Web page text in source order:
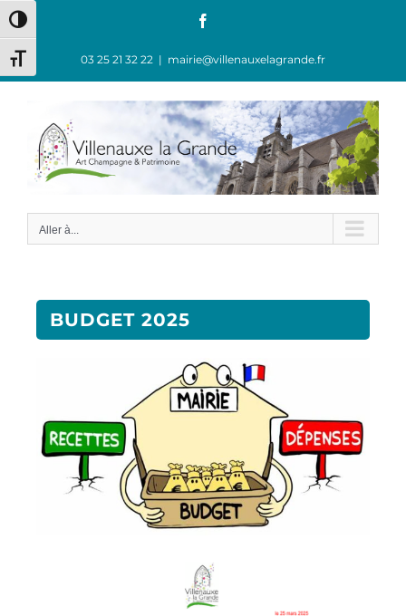
Passer en contraste élevé
Changer la taille de la police
03 25 21 32 22 | mairie@villenauxelagrande.fr
Aller à...
BUDGET 2025